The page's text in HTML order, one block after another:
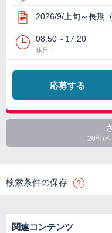
2026/9/上旬～長期
08:50～17:20
休日：
応募する
20件/
検索条件の保存
関連コンテンツ